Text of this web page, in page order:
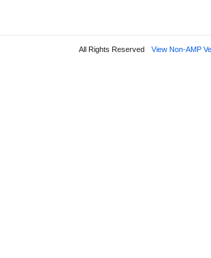
All Rights Reserved View Non-AMP